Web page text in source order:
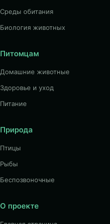
Среды обитания
Биология животных
Питомцам
Домашние животные
Здоровье и уход
Питание
Природа
Птицы
Рыбы
Беспозвоночные
О проекте